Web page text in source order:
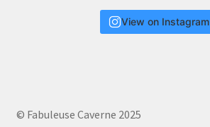
View on Instagram
© Fabuleuse Caverne 2025